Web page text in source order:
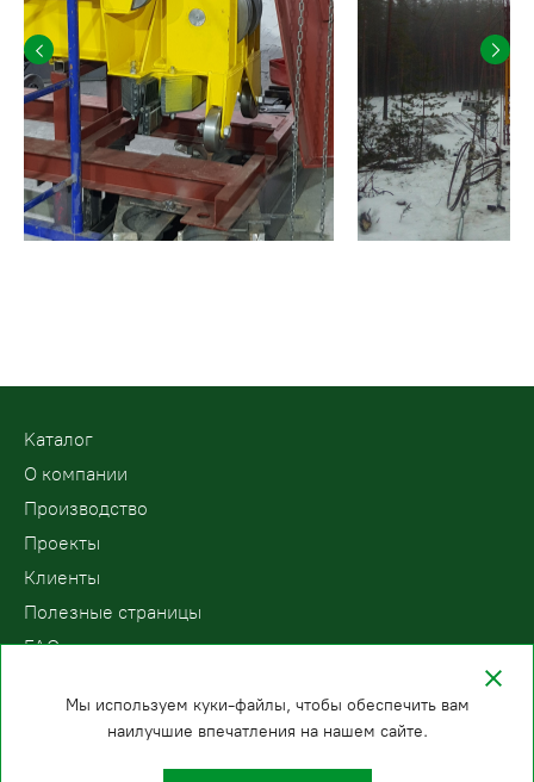
Kаталог
О компании
Производство
Проекты
Клиенты
Полезные страницы
FAQ
8 (800) 200-78-15
Мы используем куки-файлы, чтобы обеспечить вам
наилучшие впечатления на нашем сайте.